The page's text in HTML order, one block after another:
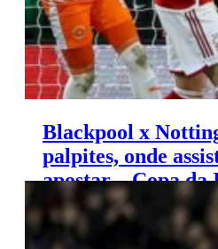
Blackpool x
palpites, onde
apostar – Copa
(17/01)